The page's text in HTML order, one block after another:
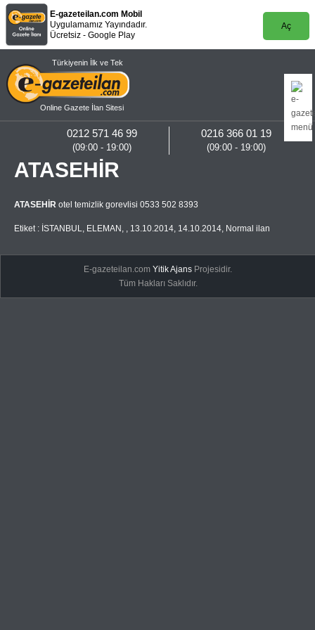
E-gazeteilan.com Mobil
Uygulamamız Yayındadır.
Ücretsiz - Google Play
Aç
Türkiyenin İlk ve Tek
Online Gazete İlan Sitesi
0216 366 01 19
(09:00 - 19:00)
0212 571 46 99
(09:00 - 19:00)
ATASEHİR
ATASEHİR otel temizlik gorevlisi 0533 502 8393
Etiket : İSTANBUL, ELEMAN , , 13.10.2014, 14.10.2014, Normal ilan
E-gazeteilan.comYitik Ajans Projesidir.
Tüm Hakları Saklıdır.